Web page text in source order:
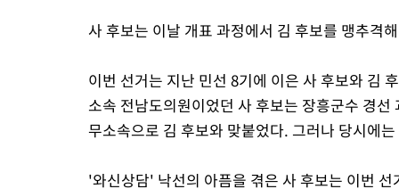
사 후보는 이날 개표 과정에서 김 후보를 맹추격
이번 선거는 지난 민선 8기에 이은 사 후보와 김
소속 전남도의원이었던 사 후보는 장흥군수 경
무소속으로 김 후보와 맞붙었다. 그러나 당시에
'와신상담' 낙선의 아픔을 겪은 사 후보는 이번